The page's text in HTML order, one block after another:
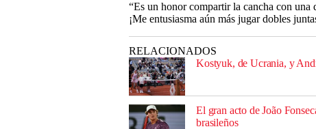
“Es un honor compartir la cancha con una
¡Me entusiasma aún más jugar dobles
RELACIONADOS
Kostyuk, de Ucrania, y
El gran acto de João
brasileños